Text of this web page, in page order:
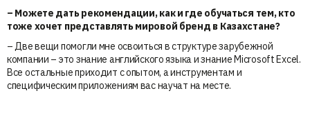
– Можете дать рекомендации, как и где обучаться тем, кто
тоже хочет представлять мировой бренд в Казахстане?
– Две вещи помогли мне освоиться в структуре зарубежной
компании – это знание английского языка и знание Microsoft Excel.
Все остальные приходит с опытом, а инструментам и
специфическим приложениям вас научат на месте.